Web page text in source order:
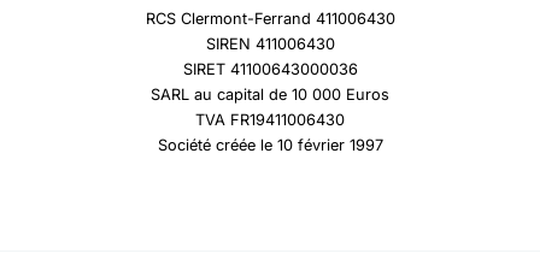
RCS Clermont-Ferrand 411006430
SIREN 411006430
SIRET 41100643000036
SARL au capital de 10 000 Euros
TVA FR19411006430
Société créée le 10 février 1997